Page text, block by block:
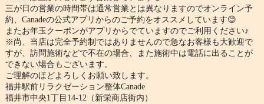
三が日の営業の時間帯は通常営業とは異なりますのでオンライン予
約、 Canadeの公式アプリからのご予約をオススメしています😊
またお年玉クーポンがアプリからでていますのでご利用ください♪
※尚、 当店は完全予約制ではありませんので急なお客様も大歓迎で
すが、 訪問施術などで不在の場合、
また施術中は電話に出ることが
できない場合もございます。
ご理解のほどよろしくお願い致します。
福井駅前リラクゼーション整体Canade
福井市中央1丁目14-12（新栄商店街内）